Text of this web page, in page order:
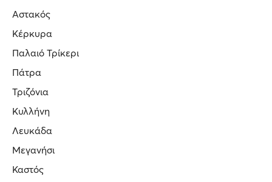
Αστακός
Κέρκυρα
Παλαιό Τρίκερι
Πάτρα
Τριζόνια
Κυλλήνη
Λευκάδα
Μεγανήσι
Καστός